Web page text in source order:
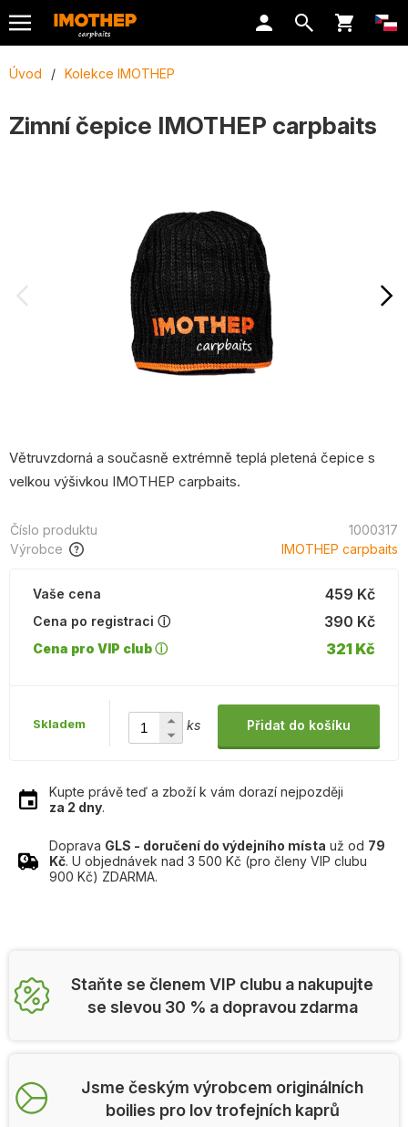
Úvod / Kolekce IMOTHEP
Zimní čepice IMOTHEP carpbaits
Větruvzdorná a současně extrémně teplá pletená čepice s
velkou výšivkou IMOTHEP carpbaits.
Číslo produktu
1000317
Výrobce
IMOTHEP carpbaits
459 Kč
Vaše cena
Cena po registraci ⓘ
390 Kč
Cena pro VIP club ⓘ 321 Kč
Skladem ks Přidat do košíku
Kupte právě teď a zboží k vám dorazí nejpozději
za 2 dny.
Doprava GLS - doručení do výdejního místa už od 79
Kč. U objednávek nad 3 500 Kč (pro členy VIP clubu
900 Kč) ZDARMA.
Staňte se členem VIP clubu a nakupujte
se slevou 30 % a dopravou zdarma
Jsme českým výrobcem originálních
boilies pro lov trofejních kaprů